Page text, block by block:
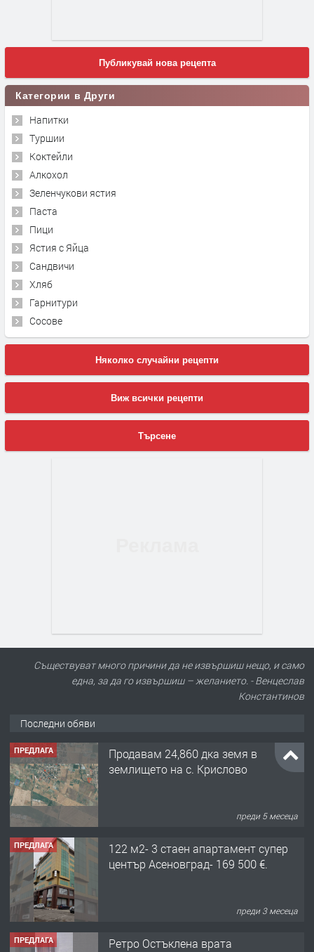
Публикувай нова рецепта
Категории в Други
Напитки
Туршии
Коктейли
Алкохол
Зеленчукови ястия
Паста
Пици
Ястия с Яйца
Сандвичи
Хляб
Гарнитури
Сосове
Няколко случайни рецепти
Виж всички рецепти
Търсене
Съществуват много причини да не извършиш нещо, и само
една, за да го извършиш – желанието. - Венцеслав
Константинов
Последни обяви
ПРЕДЛАГА
Продавам 24,860 дка земя в
землището на с. Крислово
преди 5 месеца
ПРЕДЛАГА
122 м2- 3 стаен апартамент супер
център Асеновград- 169 500 €.
преди 3 месеца
ПРЕДЛАГА Ретро Остъклена врата